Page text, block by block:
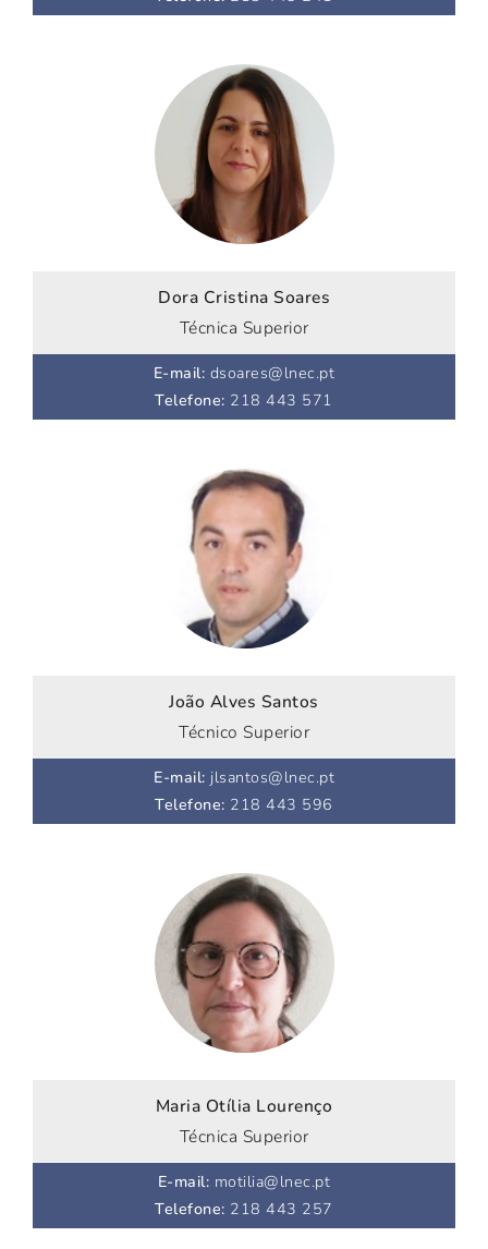
Dora Cristina Soares
Técnica Superior
E-mail: dsoares@lnec.pt
Telefone: 218 443 571
João Alves Santos
Técnico Superior
E-mail: jlsantos@lnec.pt
Telefone: 218 443 596
Maria Otília Lourenço
Técnica Superior
E-mail: motilia@lnec.pt
Telefone: 218 443 257